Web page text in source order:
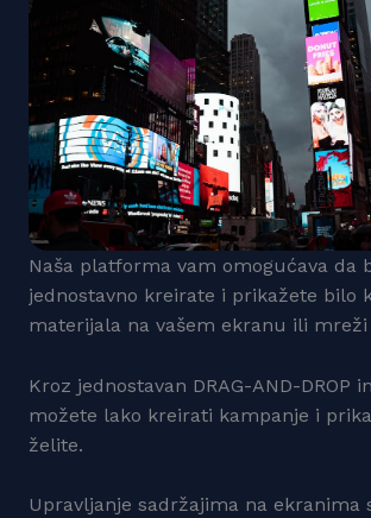
Naša platforma vam omogućava da
jednostavno kreirate i prikažete bilo
materijala na vašem ekranu ili mreži
Kroz jednostavan DRAG-AND-DROP
možete lako kreirati kampanje i
želite.
Upravljanje sadržajima na ekranima